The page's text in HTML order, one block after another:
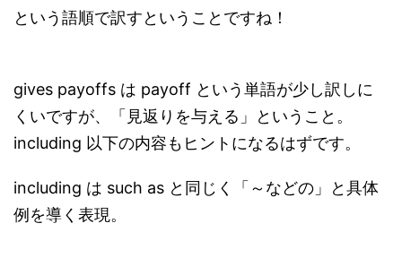
という語順で訳すということですね！
gives payoffs は payoff という単語が少し訳しに
くいですが、「見返りを与える」ということ。
including 以下の内容もヒントになるはずです。
including は such as と同じく「～などの」と具体
例を導く表現。